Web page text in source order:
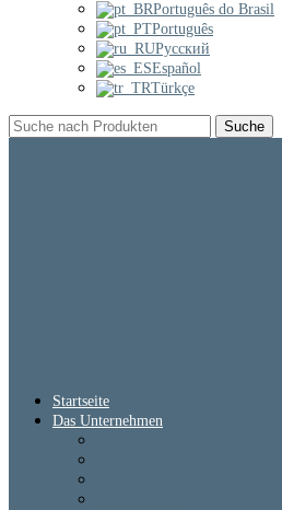
Português do Brasil
Português
Русский
Español
Türkçe
Suche
Startseite
Das Unternehmen